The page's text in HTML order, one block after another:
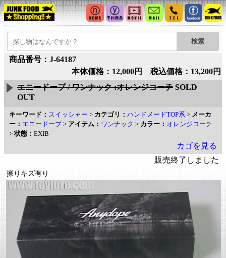
商品番号：J-64187
本体価格：12,000円 税込価格：13,200円
エニードープ / ワンナック :オレンジコーチ SOLD
OUT
キーワード： スイッシャー > カテゴリ： ハンドメードTOP系 > メーカ
ー： エニードープ> アイテム： ワンナック > カラー： オレンジコーチ
>状態： EXIB
カゴを見る
販売終了しました
擦りキズ有り